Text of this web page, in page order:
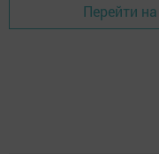
Перейти